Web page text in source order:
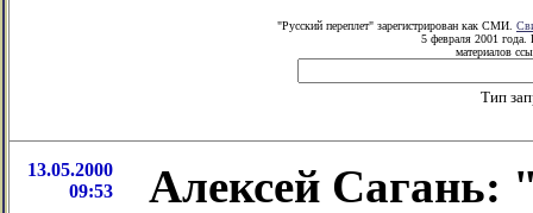
"Русский переплет" зарегистрирован как СМИ.
5 февраля 2001 года.
материалов
Тип
13.05.2000
09:53
Алексей Сагань: